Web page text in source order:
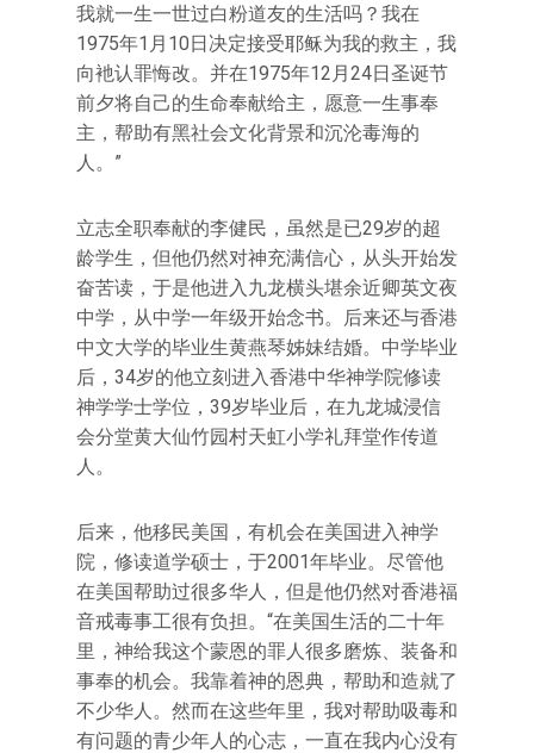
我就一生一世过白粉道友的生活吗？我在
1975年1月10日决定接受耶稣为我的救主，我
向衪认罪悔改。并在1975年12月24日圣诞节
前夕将自己的生命奉献给主，愿意一生事奉
主，帮助有黑社会文化背景和沉沦毒海的
人。”
立志全职奉献的李健民，虽然是已29岁的超
龄学生，但他仍然对神充满信心，从头开始发
奋苦读，于是他进入九龙横头堪余近卿英文夜
中学，从中学一年级开始念书。后来还与香港
中文大学的毕业生黄燕琴姊妹结婚。中学毕业
后，34岁的他立刻进入香港中华神学院修读
神学学士学位，39岁毕业后，在九龙城浸信
会分堂黄大仙竹园村天虹小学礼拜堂作传道
人。
后来，他移民美国，有机会在美国进入神学
院，修读道学硕士，于2001年毕业。尽管他
在美国帮助过很多华人，但是他仍然对香港福
音戒毒事工很有负担。“在美国生活的二十年
里，神给我这个蒙恩的罪人很多磨炼、装备和
事奉的机会。我靠着神的恩典，帮助和造就了
不少华人。然而在这些年里，我对帮助吸毒和
有问题的青少年人的心志，一直在我内心没有